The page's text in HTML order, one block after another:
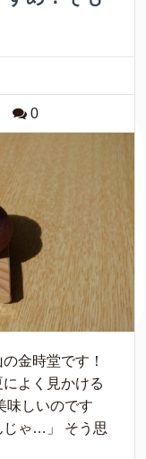
0
金時堂です！
よく見かける
味しいのです
じゃ…」 そう思